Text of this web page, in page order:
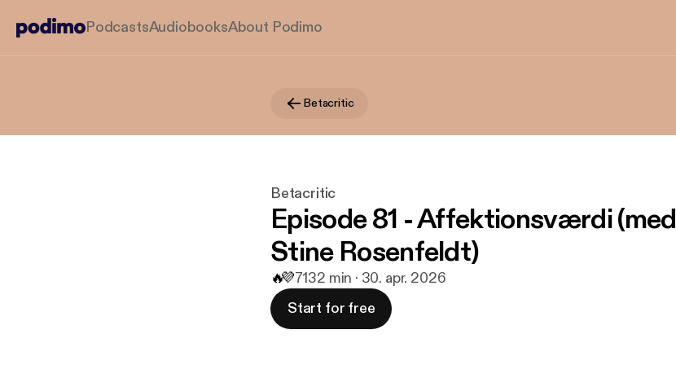
PodcastsAudiobooksAbout Podimo
Betacritic
Betacritic
Episode 81 - Affektionsværdi (med
Stine Rosenfeldt)
🔥💜7132 min · 30. apr. 2026
Start for free